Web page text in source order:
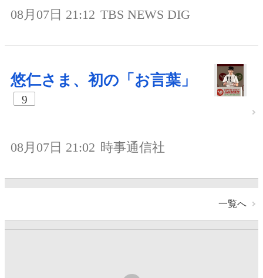
08月07日 21:12 TBS NEWS DIG
悠仁さま、初の「お言葉」
9
08月07日 21:02 時事通信社
一覧へ